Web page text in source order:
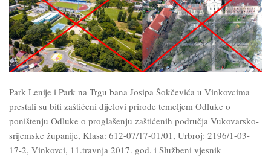
Park Lenije i Park na Trgu bana Josipa Šokčevića u Vinkovcima
prestali su biti zaštićeni dijelovi prirode temeljem Odluke o
poništenju Odluke o proglašenju zaštićenih područja Vukovarsko-
srijemske županije, Klasa: 612-07/17-01/01, Urbroj: 2196/1-03-
17-2, Vinkovci, 11.travnja 2017. god. i Službeni vjesnik